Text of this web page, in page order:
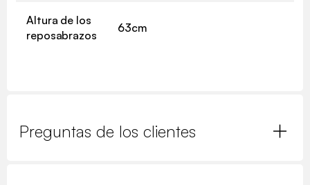
Altura de los
reposabrazos
63cm
Preguntas de los clientes